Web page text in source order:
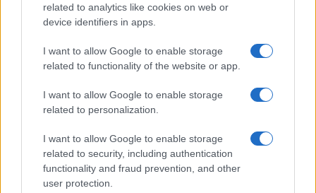
related to analytics like cookies on web or
device identifiers in apps.
I want to allow Google to enable storage
related to functionality of the website or app.
I want to allow Google to enable storage
related to personalization.
I want to allow Google to enable storage
related to security, including authentication
functionality and fraud prevention, and other
user protection.
Real e cripto: semana de estabilidade com Bitcoin a dominar
NÃO CLASSIFICADO